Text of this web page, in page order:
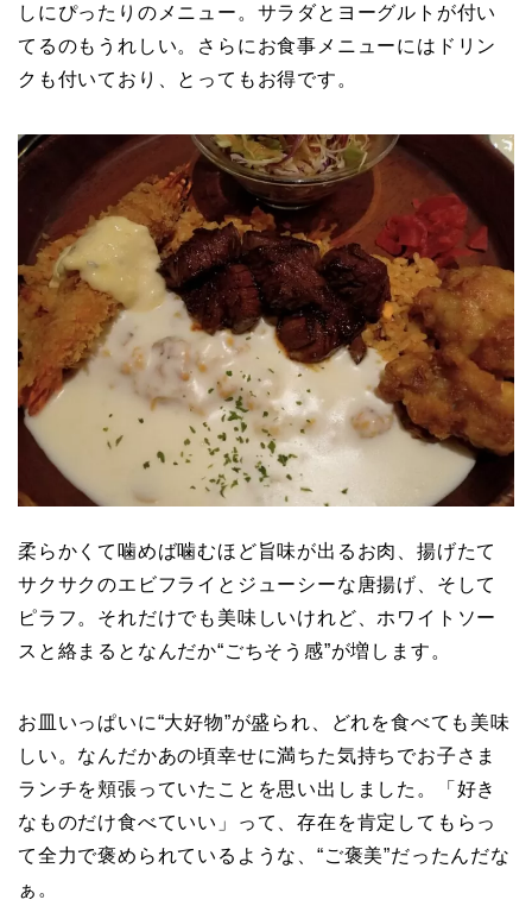
しにぴったりのメニュー。サラダとヨーグルトが付い
てるのもうれしい。さらにお食事メニューにはドリン
クも付いており、とってもお得です。
柔らかくて噛めば噛むほど旨味が出るお肉、揚げたて
サクサクのエビフライとジューシーな唐揚げ、そして
ピラフ。それだけでも美味しいけれど、ホワイトソー
スと絡まるとなんだか“ごちそう感”が増します。
お皿いっぱいに“大好物”が盛られ、どれを食べても美味
しい。なんだかあの頃幸せに満ちた気持ちでお子さま
ランチを頬張っていたことを思い出しました。「好き
なものだけ食べていい」って、存在を肯定してもらっ
て全力で褒められているような、“ご褒美”だったんだな
ぁ。